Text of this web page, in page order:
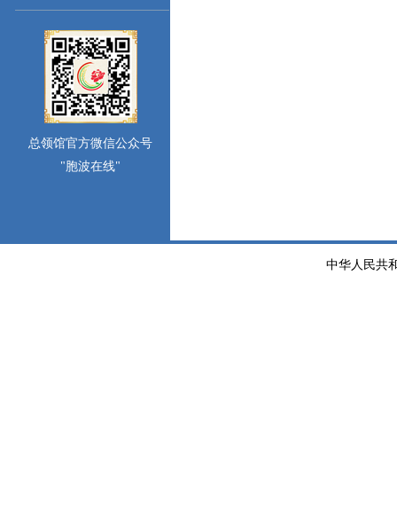
总领馆官方微信公众号
"胞波在线"
中华人民共